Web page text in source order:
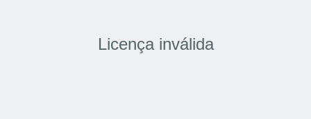
Licença inválida